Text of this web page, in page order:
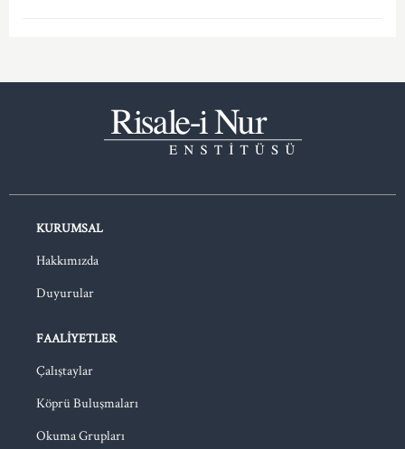
KURUMSAL
Hakkımızda
Duyurular
FAALIYETLER
Çalıştaylar
Köprü Buluşmaları
Okuma Grupları